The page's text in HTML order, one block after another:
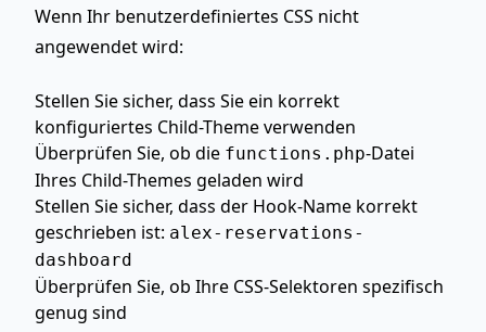
Wenn Ihr benutzerdefiniertes CSS nicht
angewendet wird:
Stellen Sie sicher, dass Sie ein korrekt
konfiguriertes Child-Theme verwenden
Überprüfen Sie, ob die functions.php-Datei
Ihres Child-Themes geladen wird
Stellen Sie sicher, dass der Hook-Name korrekt
geschrieben ist: alex-reservations-
dashboard
Überprüfen Sie, ob Ihre CSS-Selektoren spezifisch
genug sind